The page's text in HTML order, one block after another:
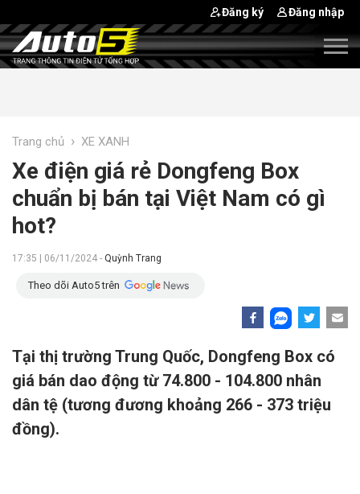
Đăng ký Đăng nhập
Trang chủ › XE XANH
Xe điện giá rẻ Dongfeng Box
chuẩn bị bán tại Việt Nam có gì
hot?
17:35 | 06/11/2024 - Quỳnh Trang
Theo dõi Auto5 trên
Tại thị trường Trung Quốc, Dongfeng Box có
giá bán dao động từ 74.800 - 104.800 nhân
dân tệ (tương đương khoảng 266 - 373 triệu
đồng).